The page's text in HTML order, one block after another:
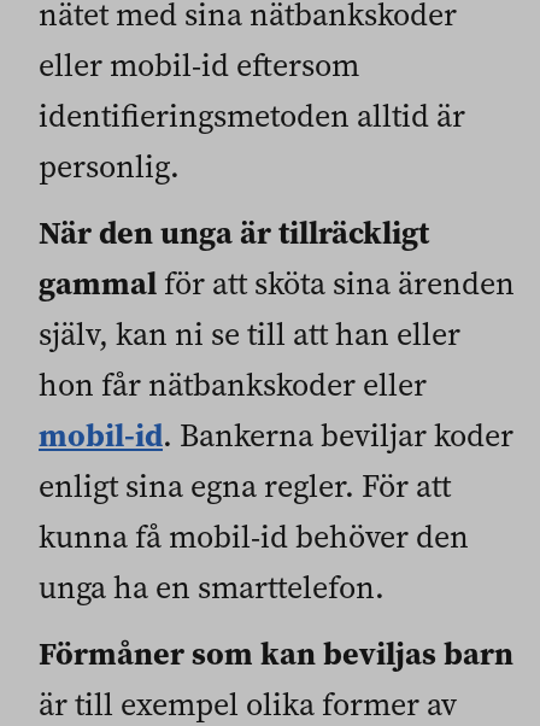
nätet med sina nätbankskoder
eller mobil-id eftersom
identifieringsmetoden alltid är
personlig.
När den unga är tillräckligt
gammal för att sköta sina ärenden
själv, kan ni se till att han eller
hon får nätbankskoder eller
mobil-id. Bankerna beviljar koder
enligt sina egna regler. För att
kunna få mobil-id behöver den
unga ha en smarttelefon.
Förmåner som kan beviljas barn
är till exempel olika former av